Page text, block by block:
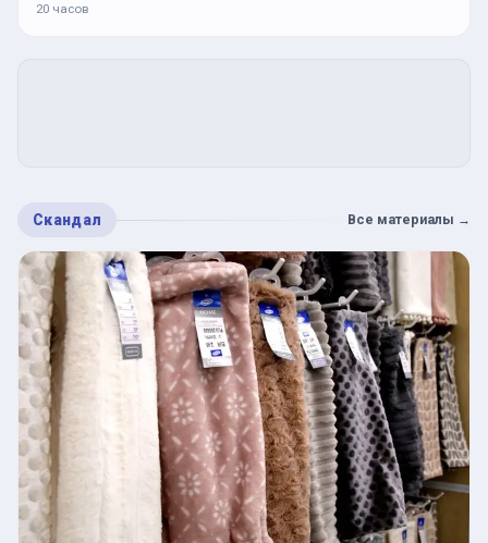
20 часов
Скандал Все материалы →